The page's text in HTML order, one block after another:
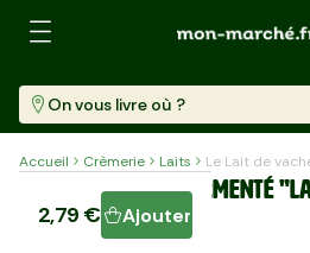
Recherche
On vous livre où ?
Accueil Crèmerie Laits Le Lait de
Le Lait de vache fermenté
2,79 € Ajouter